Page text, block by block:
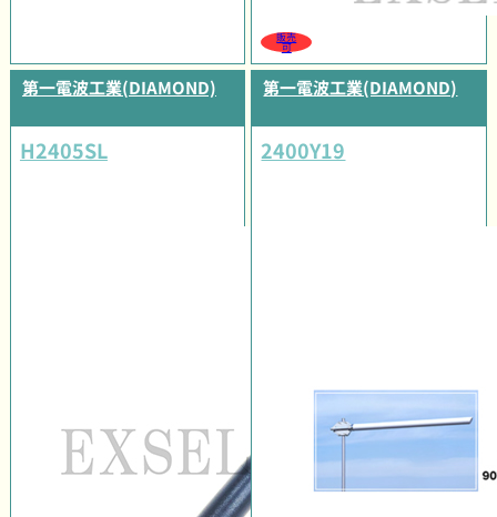
販売
可
第一電波工業(DIAMOND)
H2405SL
第一電波工業(DIAMOND)
2400Y19